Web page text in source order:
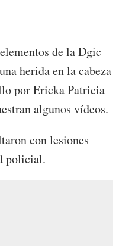
de la Dgic
herida en la cabeza
por Ericka Patricia
algunos vídeos.
con lesiones
policial.